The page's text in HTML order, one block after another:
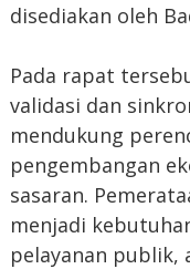
disediakan oleh
Pada rapat
validasi dan
mendukung
pengembangan
sasaran.
menjadi
pelayanan publik,